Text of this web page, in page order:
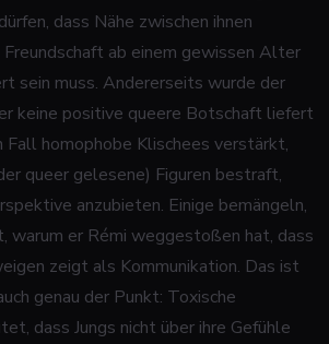
dass Nähe zwischen ihnen
ab einem gewissen Alter
sein muss. Andererseits wurde der
keine positive queere Botschaft liefert
Fall homophobe Klischees verstärkt,
queer gelesene) Figuren bestraft,
anzubieten. Einige bemängeln,
warum er Rémi weggestoßen hat, dass
zeigt als Kommunikation. Das ist
genau der Punkt: Toxische
dass Jungs nicht über ihre Gefühle